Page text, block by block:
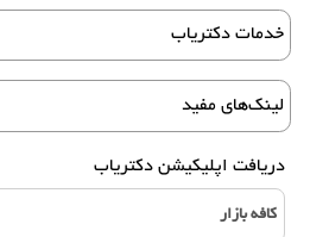
خدمات دکتریاب
لینک‌های مفید
دریافت اپلیکیشن دکتریاب
کافه بازار